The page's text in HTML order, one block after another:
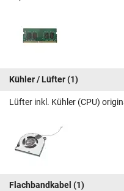
Kühler / Lüfter(1)
Lüfter inkl. Kühler (CPU)
Flachbandkabel (1)